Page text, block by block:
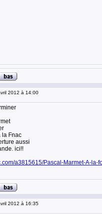
2012 à 14:00
la Fnac
aussi
ici!!
a3815615/Pascal-Marmet-A-la-
2012 à 16:35